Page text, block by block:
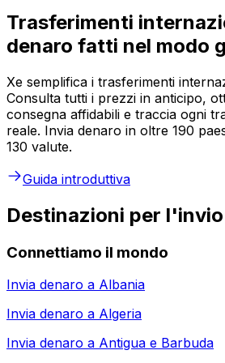
Trasferimenti
denaro fatti nel modo
Xe semplifica i trasferimenti
Consulta tutti i prezzi in anticipo,
consegna affidabili e traccia ogni
reale. Invia denaro in oltre 190
130 valute.
Guida introduttiva
Destinazioni per
Connettiamo il mondo
Invia denaro a Albania
Invia denaro a Algeria
Invia denaro a Antigua e Barbuda